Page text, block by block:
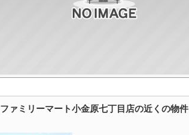
ファミリーマート小金原七丁目店の近くの物件